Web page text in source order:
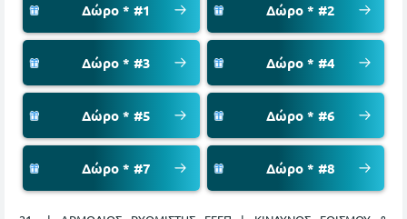
Δώρο * #1 Δώρο * #2
Δώρο * #3 Δώρο * #4
Δώρο * #5 Δώρο * #6
Δώρο * #7 Δώρο * #8